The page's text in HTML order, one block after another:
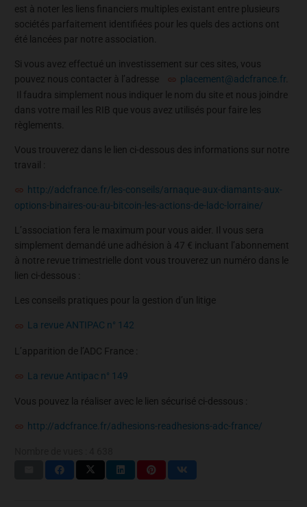
est à noter les liens financiers multiples existant entre plusieurs
sociétés parfaitement identifiées pour les quels des actions ont
été lancées par notre association.
Si vous avez effectué un investissement sur ces sites, vous
pouvez nous contacter à l’adresse
placement@adcfrance.fr
Il faudra simplement nous indiquer le nom du site et nous joindre
dans votre mail les RIB que vous avez utilisés pour faire les
règlements.
Vous trouverez dans le lien ci-dessous des informations sur notre
travail :
http://adcfrance.fr/les-conseils/arnaque-aux-diamants-aux-
options-binaires-ou-au-bitcoin-les-actions-de-ladc-lorraine/
L’association fera le maximum pour vous aider. Il vous sera
simplement demandé une adhésion à 47 € incluant l’abonnement
à notre revue trimestrielle dont vous trouverez un numéro dans le
lien ci-dessous :
Les conseils pratiques pour la gestion d’un litige
La revue ANTIPAC n° 142
L’apparition de l’ADC France :
La revue Antipac n° 149
Vous pouvez la réaliser avec le lien sécurisé ci-dessous :
http://adcfrance.fr/adhesions-readhesions-adc-france/